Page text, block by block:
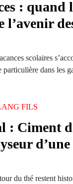
: quand
l’avenir
scolaires
dans les
FILS
: Ciment
d’une
du thé restent